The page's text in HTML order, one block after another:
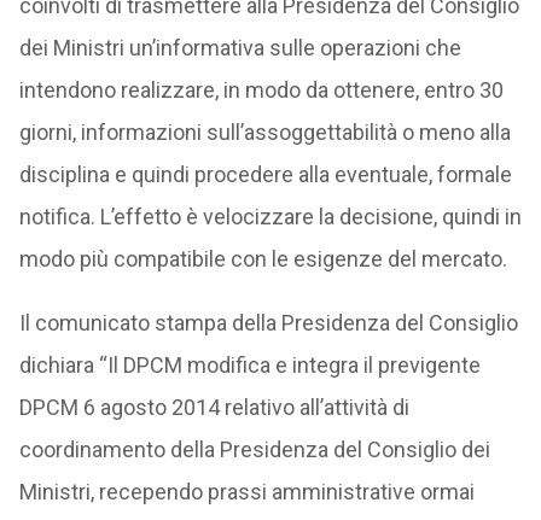
coinvolti di trasmettere alla Presidenza del Consiglio
dei Ministri un’informativa sulle operazioni che
intendono realizzare, in modo da ottenere, entro 30
giorni, informazioni sull’assoggettabilità o meno alla
disciplina e quindi procedere alla eventuale, formale
notifica. L’effetto è velocizzare la decisione, quindi in
modo più compatibile con le esigenze del mercato.
Il comunicato stampa della Presidenza del Consiglio
dichiara “Il DPCM modifica e integra il previgente
DPCM 6 agosto 2014 relativo all’attività di
coordinamento della Presidenza del Consiglio dei
Ministri, recependo prassi amministrative ormai